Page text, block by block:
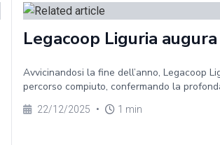
Legacoop Liguria
Avvicinandosi la fine dell’anno, Legacoop
percorso compiuto, confermando la
22/12/2025 • 1 min